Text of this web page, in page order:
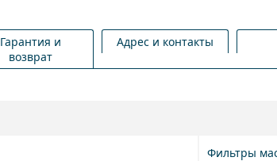
Гарантия и
возврат
Адрес и контакты
Фильтры